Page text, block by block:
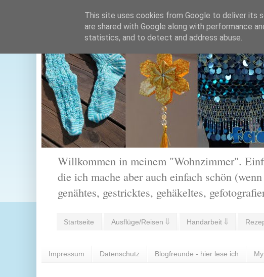
Willkommen in meinem "Wohnzimmer".
die ich mache aber auch einfach schön
genähtes, gestricktes, gehäkeltes,
Startseite Ausflüge/Reisen ⇓ Handarbeit ⇓
Impressum Datenschutz Blogfreunde - hier lese ich
This site uses cookies from Google to deliver its
are shared with Google along with performance
statistics, and to detect and address abuse.